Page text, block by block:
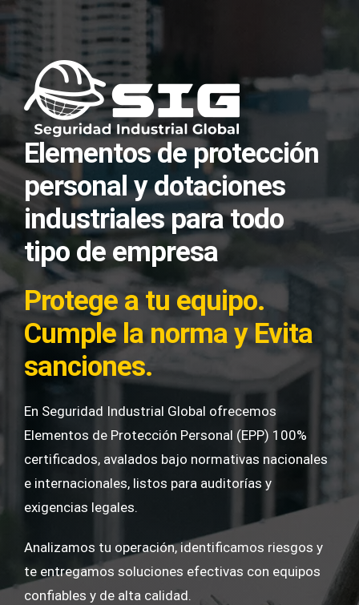
contenido
Elementos de protección
personal y dotaciones
industriales para todo
tipo de empresa
Protege a tu equipo.
Cumple la norma y Evita
sanciones.
En Seguridad Industrial Global ofrecemos
Elementos de Protección Personal (EPP) 100%
certificados, avalados bajo normativas nacionales
e internacionales, listos para auditorías y
exigencias legales.
Analizamos tu operación, identificamos riesgos y
te entregamos soluciones efectivas con equipos
confiables y de alta calidad.